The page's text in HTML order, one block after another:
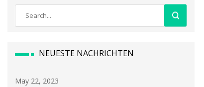
NEUESTE NACHRICHTEN
May 24, 2023